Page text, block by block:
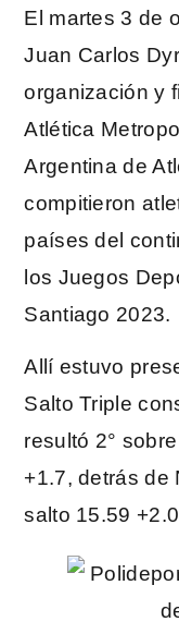
El martes 3 de
Juan Carlos
organización y
Atlética
Argentina de
compitieron
países del
los Juegos
Santiago 2023.
Allí estuvo
Salto Triple
resultó 2°
+1.7, detrás de
salto 15.59